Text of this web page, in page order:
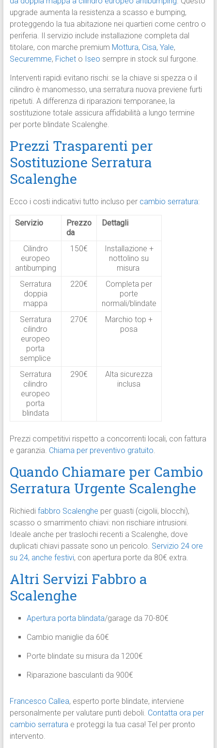
upgrade aumenta la resistenza a scasso e bumping,
proteggendo la tua abitazione nei quartieri come centro o
periferia. Il servizio include installazione completa dal
titolare, con marche premium Mottura, Cisa, Yale,
Securemme, Ficheto Iseo sempre in stock sul furgone.
Interventi rapidi evitano rischi: se la chiave si spezza o il
cilindro è manomesso, una serratura nuova previene furti
ripetuti. A differenza di riparazioni temporanee, la
sostituzione totale assicura affidabilità a lungo termine
per porte blindate Scalenghe.
Prezzi Trasparenti per
Sostituzione Serratura
Scalenghe
Ecco i costi indicativi tutto incluso per cambio serratura:
Servizio
Prezzo
da
Dettagli
Cilindro
europeo
antibumping
150€
Installazione +
nottolino su
misura
Serratura
doppia
mappa
220€
Completa per
porte
normali/blindate
Serratura
cilindro
europeo
porta
semplice
270€
Marchio top +
posa
Serratura
cilindro
europeo
porta
blindata
290€
Alta sicurezza
inclusa
Prezzi competitivi rispetto a concorrenti locali, con fattura
e garanzia. Chiama per preventivo gratuito.
Quando Chiamare per Cambio
Serratura Urgente Scalenghe
Richiedi fabbro Scalenghe per guasti (cigolii, blocchi),
scasso o smarrimento chiavi: non rischiare intrusioni.
Ideale anche per traslochi recenti a Scalenghe, dove
duplicati chiavi passate sono un pericolo. Servizio 24 ore
su 24, anche festivi, con apertura porte da 80€ extra.
Altri Servizi Fabbro a
Scalenghe
Apertura porta blindata/garage da 70-80€
Cambio maniglie da 60€
Porte blindate su misura da 1200€
Riparazione basculanti da 900€
Francesco Callea, esperto porte blindate, interviene
personalmente per valutare punti deboli. Contatta ora per
cambio serraturae proteggi la tua casa! Tel per pronto
intervento.